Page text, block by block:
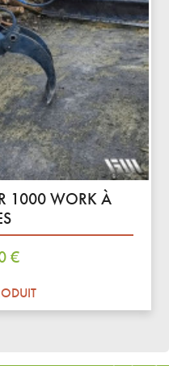
1000 WORK À
€